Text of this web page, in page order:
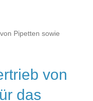
Pipetten sowie
von
das